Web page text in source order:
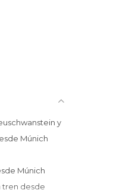
Múnich
Múnich